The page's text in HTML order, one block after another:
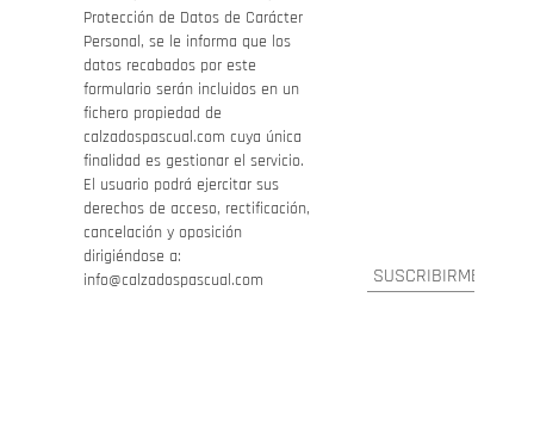
Protección de Datos de Carácter
Personal, se le informa que los
datos recabados por este
formulario serán incluidos en un
fichero propiedad de
calzadospascual.com cuya única
finalidad es gestionar el servicio.
El usuario podrá ejercitar sus
derechos de acceso, rectificación,
cancelación y oposición
dirigiéndose a:
info@calzadospascual.com